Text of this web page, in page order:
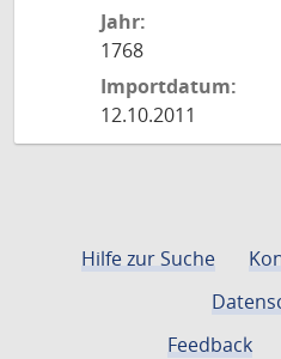
Jahr:
1768
Importdatum:
12.10.2011
Hilfe zur Suche
Feedback